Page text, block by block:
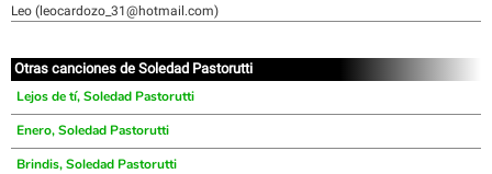
Leo (leocardozo_31@hotmail.com)
Otras canciones de Soledad Pastorutti
Lejos de tí, Soledad Pastorutti
Enero, Soledad Pastorutti
Brindis, Soledad Pastorutti